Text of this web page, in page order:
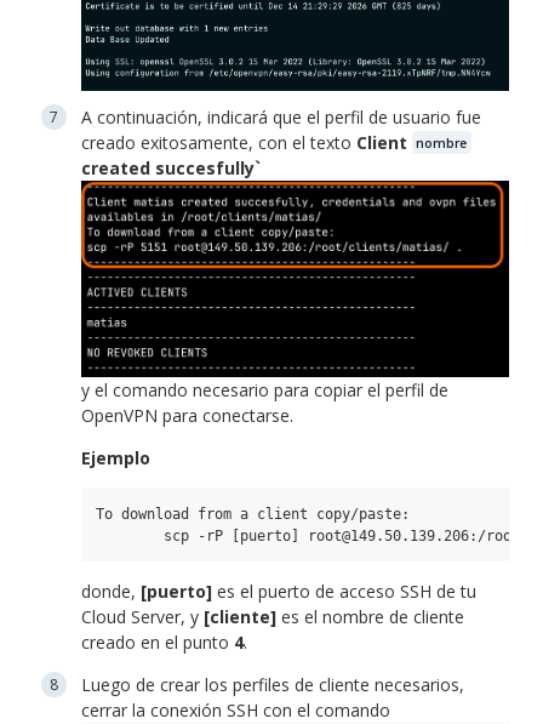
A continuación, indicará que el perfil de usuario fue
creado exitosamente, con el texto Client nombre
created succesfully`
y el comando necesario para copiar el perfil de
OpenVPN para conectarse.
Ejemplo
To download from a client copy/paste:
scp -rP [puerto] root@149.50.139.206:/root/
donde, [puerto]es el puerto de acceso SSH de tu
Cloud Server, y [cliente]es el nombre de cliente
creado en el punto 4.
Luego de crear los perfiles de cliente necesarios,
cerrar la conexión SSH con el comando